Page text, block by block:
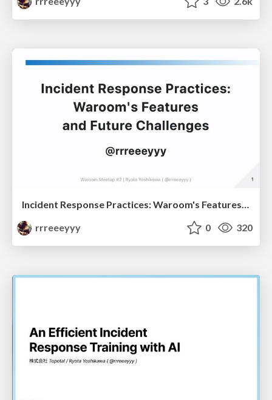
Incident Response Practices: Waroom's Features and Future Challenges
rrreeeyyy
0 320